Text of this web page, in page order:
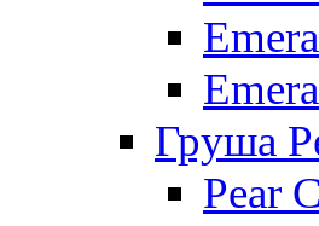
Груша
Pear